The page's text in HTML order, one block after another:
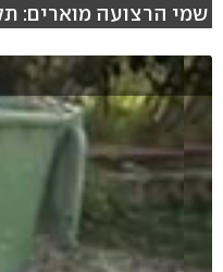
שמי הרצועה מוארים: